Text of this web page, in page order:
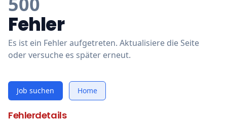
Fehler
Es ist ein Fehler aufgetreten. Aktualisiere die Seite
oder versuche es später erneut.
Job suchen Home
Fehlerdetails